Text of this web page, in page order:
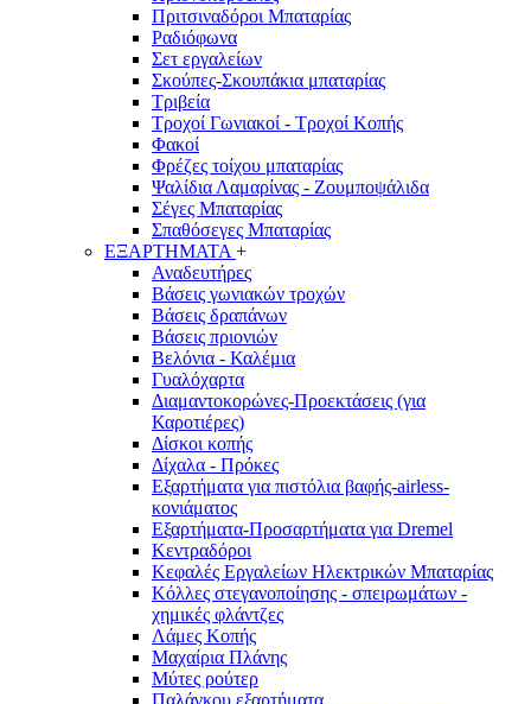
Πριτσιναδόροι Μπαταρίας
Ραδιόφωνα
Σετ εργαλείων
Σκούπες-Σκουπάκια μπαταρίας
Τριβεία
Τροχοί Γωνιακοί - Τροχοί Κοπής
Φακοί
Φρέζες τοίχου μπαταρίας
Ψαλίδια Λαμαρίνας - Ζουμποψάλιδα
Σέγες Μπαταρίας
Σπαθόσεγες Μπαταρίας
ΕΞΑΡΤΗΜΑΤΑ +
Αναδευτήρες
Βάσεις γωνιακών τροχών
Βάσεις δραπάνων
Βάσεις πριονιών
Βελόνια - Καλέμια
Γυαλόχαρτα
Διαμαντοκορώνες-Προεκτάσεις (για
Καροτιέρες)
Δίσκοι κοπής
Δίχαλα - Πρόκες
Εξαρτήματα για πιστόλια βαφής-airless-
κονιάματος
Εξαρτήματα-Προσαρτήματα για Dremel
Κεντραδόροι
Κεφαλές Εργαλείων Ηλεκτρικών Μπαταρίας
Κόλλες στεγανοποίησης - σπειρωμάτων -
χημικές φλάντζες
Λάμες Κοπής
Μαχαίρια Πλάνης
Μύτες ρούτερ
Παλάγκου εξαρτήματα